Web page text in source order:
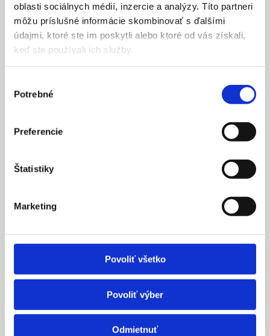
oblasti sociálnych médií, inzercie a analýzy. Títo partneri
môžu príslušné informácie skombinovať s ďalšími
údajmi, ktoré ste im poskytli alebo ktoré od vás získali,
keď ste používali ich služby.
súhlasu
Potrebné
Preferencie
Štatistiky
Marketing
Povoliť všetko
Povoliť výber
Odmietnuť